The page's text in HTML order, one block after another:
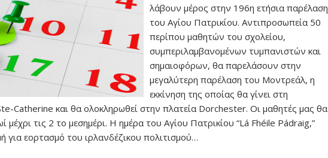
λάβουν μέρος στην 196η ετήσια παρέλαση
του Αγίου Πατρικίου. Αντιπροσωπεία 50
περίπου μαθητών του σχολείου,
συμπεριλαμβανομένων τυμπανιστών και
σημαιοφόρων, θα παρελάσουν στην
μεγαλύτερη παρέλαση του Μοντρεάλ, η
εκκίνηση της οποίας θα γίνει στη
Catherine και θα ολοκληρωθεί στην πλατεία Dorchester. Οι μαθητές μας θα
μέχρι τις 2 το μεσημέρι. Η ημέρα του Αγίου Πατρικίου “Lá Fhéile Pádraig,”
για εορτασμό του ιρλανδέζικου πολιτισμού…